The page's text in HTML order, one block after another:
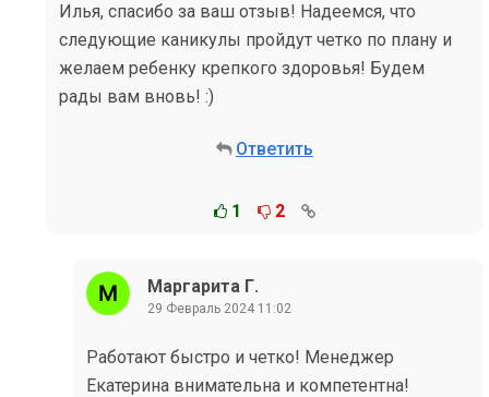
Илья, спасибо за ваш отзыв! Надеемся, что
следующие каникулы пройдут четко по плану и
желаем ребенку крепкого здоровья! Будем
рады вам вновь! :)
Ответить
1 2
Маргарита Г.
29 Февраль 2024 11:02
Работают быстро и четко! Менеджер
Екатерина внимательна и компетентна!